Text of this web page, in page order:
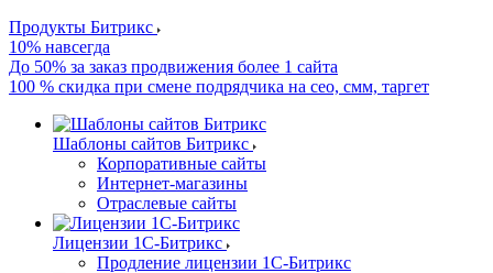
Продукты Битрикс
10% навсегда
До 50% за заказ продвижения более 1 сайта
100 % скидка при смене подрядчика на сео, смм, таргет
Шаблоны сайтов Битрикс
Корпоративные сайты
Интернет-магазины
Отраслевые сайты
Лицензии 1С-Битрикс
Продление лицензии 1С-Битрикс